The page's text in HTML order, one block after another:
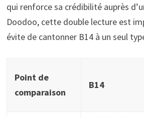
qui renforce sa crédibilité auprès
Doodoo, cette double lecture est
évite de cantonner B14 à un seul
Point de
comparaison
B14